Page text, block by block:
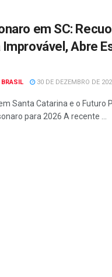
em SC:
Abre
BRASIL 30 DE DEZEMBRO DE
Santa Catarina e o Futuro
para 2026 A recente ...